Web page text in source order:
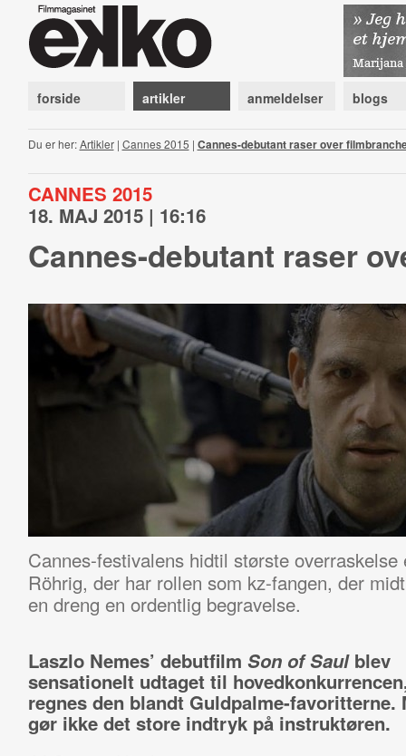
forside artikler anmeldelser blogs
Du er her:Artikler| Cannes 2015 | Cannes-debutant raser over
CANNES 2015
18. MAJ 2015 | 16:16
Cannes-debutant raser
Cannes-festivalens hidtil største
Röhrig, der har rollen som kz-fangen, der
en dreng en ordentlig begravelse.
Laszlo Nemes’ debutfilm Son of Saulblev
sensationelt udtaget til
regnes den blandt Guldpalme-favoritterne.
gør ikke det store indtryk på instruktøren.